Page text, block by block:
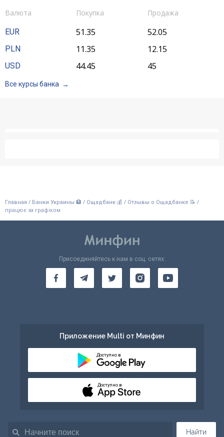
Валюта Покупка
Продажа
EUR
51.35 52.05
PLN 11.35 12.15
USD 44.45 45
Все курсы банка
Главная / Банки Украины 🏦 / Ощадбанк 💰 / Отзывы о Ощадбанке 📝 /
працює за графіком
Найти
Присоединяйтесь к нам в соц. сетях:
Приложение Multi от Минфин
Доступно в
Доступно в